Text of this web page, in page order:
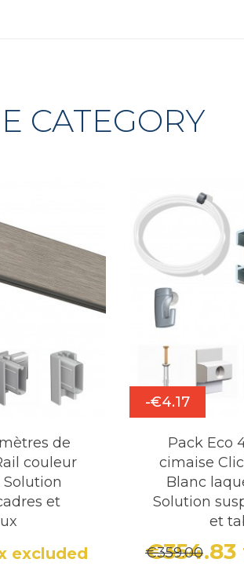
CATEGORY
de
couleur
et
excluded
price
-€4.17
Pack Eco
cimaise
Blanc
Solution
et
€354.83
€359.00